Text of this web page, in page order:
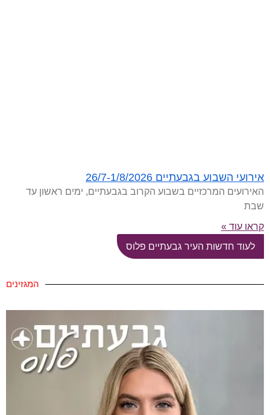
אירועי השבוע בגבעתיים 26/7-1/8/2026
האירועים המרכזיים בשבוע הקרוב בגבעתיים, ימים ראשון עד
שבת
קראו עוד »
לעוד חדשות העיר גבעתיים פלוס
המגזינים